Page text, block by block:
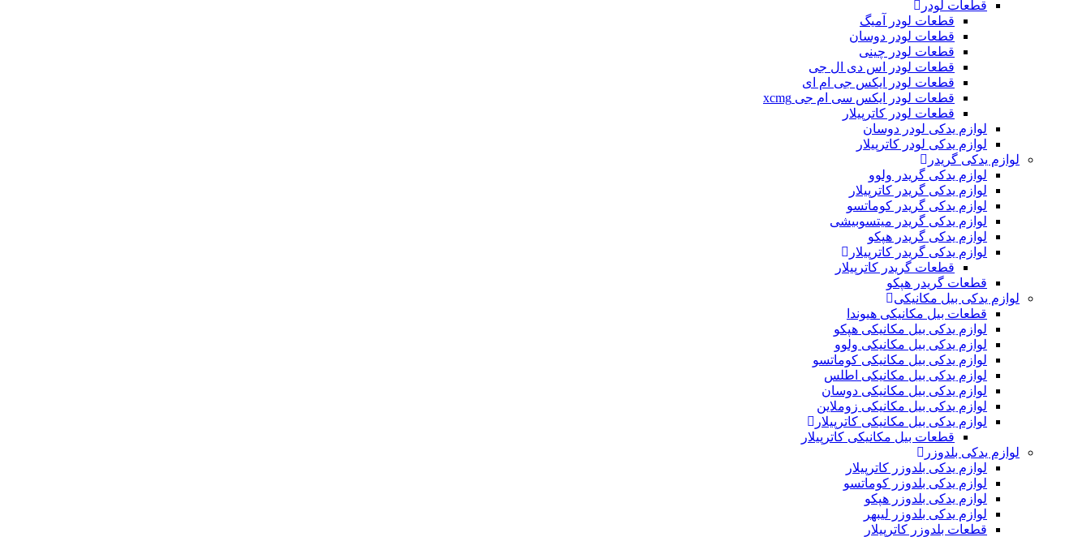
قطعات لودر
قطعات لودر آمیگ
قطعات لودر دوسان
قطعات لودر چینی
قطعات لودر اس دی ال جی
قطعات لودر ایکس جی ام ای
قطعات لودر ایکس سی ام جی xcmg
قطعات لودر کاترپیلار
لوازم یدکی لودر دوسان
لوازم یدکی لودر کاترپیلار
لوازم یدکی گریدر
لوازم یدکی گریدر ولوو
لوازم یدکی گریدر کاترپیلار
لوازم یدکی گریدر کوماتسو
لوازم یدکی گریدر میتسوبیشی
لوازم یدکی گریدر هپکو
لوازم یدکی گریدر کاترپیلار
قطعات گریدر کاترپیلار
قطعات گریدر هپکو
لوازم یدکی بیل مکانیکی
قطعات بیل مکانیکی هیوندا
لوازم یدکی بیل مکانیکی هپکو
لوازم یدکی بیل مکانیکی ولوو
لوازم یدکی بیل مکانیکی کوماتسو
لوازم یدکی بیل مکانیکی اطلس
لوازم یدکی بیل مکانیکی دوسان
لوازم یدکی بیل مکانیکی زوملاین
لوازم یدکی بیل مکانیکی کاترپیلار
قطعات بیل مکانیکی کاترپیلار
لوازم یدکی بلدوزر
لوازم یدکی بلدوزر کاترپیلار
لوازم یدکی بلدوزر کوماتسو
لوازم یدکی بلدوزر هپکو
لوازم یدکی بلدوزر لیبهر
قطعات بلدوزر کاترپیلار